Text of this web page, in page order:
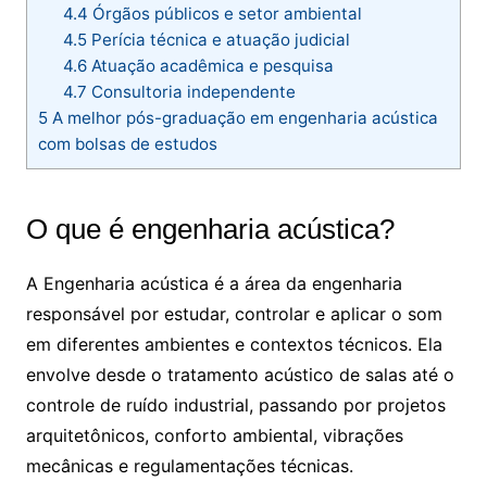
4.4 Órgãos públicos e setor ambiental
4.5Perícia técnica e atuação judicial
4.6Atuação acadêmica e pesquisa
4.7 Consultoria independente
5A melhor pós-graduação em engenharia acústica
com bolsas de estudos
O que é engenharia acústica?
A Engenharia acústica é a área da engenharia
responsável por estudar, controlar e aplicar o som
em diferentes ambientes e contextos técnicos. Ela
envolve desde o tratamento acústico de salas até o
controle de ruído industrial, passando por projetos
arquitetônicos, conforto ambiental, vibrações
mecânicas e regulamentações técnicas.